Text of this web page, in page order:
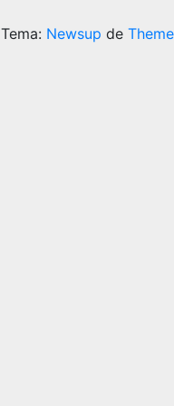
Tema: Newsup de